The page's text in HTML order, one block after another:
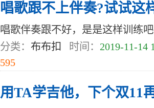
唱歌跟不上伴奏?试试
唱歌伴奏跟不好，是是这样训练
分类： 布布扣 时间： 2019-11-14
595
用TA学吉他，下个双11